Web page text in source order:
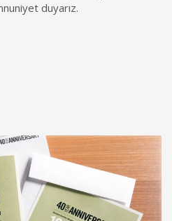
duyarız.